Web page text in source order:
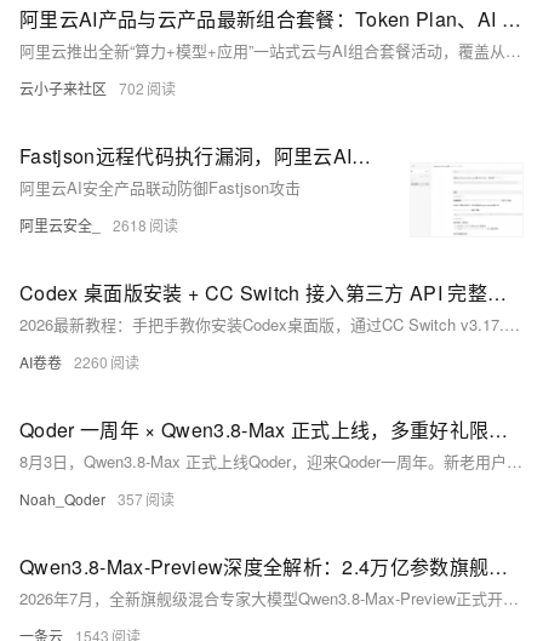
阿里云AI产品与云产品最新组合套餐：Token Plan、AI coding及云服务器和建站等组合优惠价
阿里云推出全新“算力+模型+应用”一站式云与AI组合套餐活动，覆盖从个人开发者到中大型企业的全场景需求。核心亮点为分三档定价的Token Plan订阅服务，支持Qwen3.8-Max-Preview大模型调用，错峰时段最低可享0.2折优惠。活动同步推出AI Coding、智能体部署、云电脑托管、0代码建站等十余类场景化组合，搭配99元/年的普惠云服务器、88元/年的入门数据库等经典特惠产品，还为企业提供1V1定制化AI转型方案，大幅降低了不同用户群体拥抱AI的技术门槛与采购成本。
云小子来社区 702
Fastjson远程代码执行漏洞，阿里云AI安全为您保驾护航
阿里云AI安全产品联动防御Fastjson攻击
阿里云安全_ 2618
Codex 桌面版安装 + CC Switch 接入第三方 API 完整教程（2026 最新）
2026最新教程：手把手教你安装Codex桌面版，通过CC Switch v3.17.0一键接入Fenno等国产API（兼容OpenAI Responses格式），跳过账号登录，完整启用代码审查、多步任务与上下文感知功能。零基础友好，全程图文实操。（239字）
AI卷卷 2260
Qoder 一周年 × Qwen3.8-Max 正式上线，多重好礼限时领
8月3日，Qwen3.8-Max 正式上线Qoder，迎来Qoder一周年。新老用户可领800次免费调用，下单再赠2000次；夜间（22:00–08:00）调用5折；邀请好友双方得积分与调用额度。
Noah_Qoder 357
Qwen3.8-Max-Preview深度全解析：2.4万亿参数旗舰MoE模型+Token Plan限时优惠完整落地指南
2026年7月，全新旗舰级混合专家大模型Qwen3.8-Max-Preview正式开放抢先体验，作为通义千问Qwen3系列规格最高、综合推理能力顶尖的新一代模型，该模型总参数量达到2.4万亿（2.4T），是当前线上可调用的原生多模态旗舰模型，综合推理水准对标海外顶级Fable 5模型，在复杂工程开发、长文档深度分析、多步骤智能体自治、跨境多语言创作、海量数据挖掘五大高难度业务场景实现跨越式性能提升。
一条云 1543